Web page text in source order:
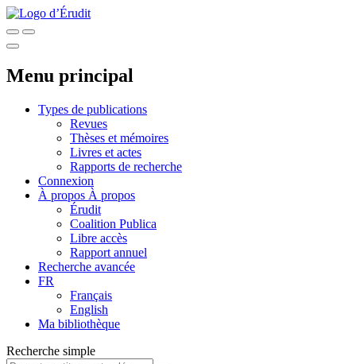
Menu principal
Types de publications
Revues
Thèses et mémoires
Livres et actes
Rapports de recherche
Connexion
À propos À propos
Érudit
Coalition Publica
Libre accès
Rapport annuel
Recherche avancée
FR
Français
English
Ma bibliothèque
Recherche simple